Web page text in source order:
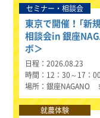
セミナー・相談会
東京で開催！「新
相談会in 銀座
ボ＞
日程
2026.08.23
時間
12：30～17：00
場所
銀座NAGANO
就農体験